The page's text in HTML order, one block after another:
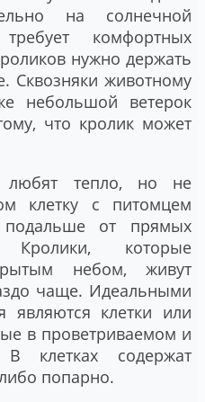
на солнечной
комфортных
нужно держать
Сквозняки животному
небольшой ветерок
что кролик может
любят тепло, но не
клетку с питомцем
подальше от прямых
которые
небом, живут
чаще. Идеальными
являются клетки или
в проветриваемом и
клетках содержат
попарно.